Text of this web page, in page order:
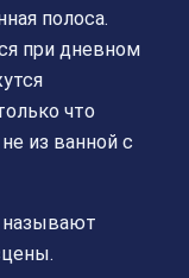
полоса.
при дневном
что
из ванной с
называют